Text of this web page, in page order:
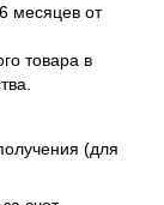
месяцев от
товара в
(для